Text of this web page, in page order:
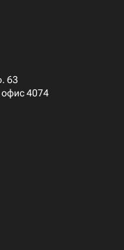
63
офис 4074